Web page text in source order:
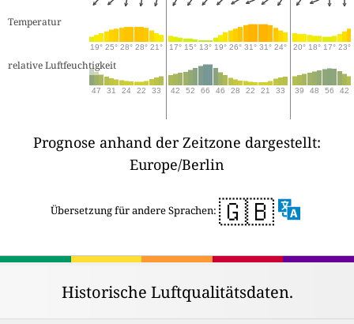
Temperatur
19° 25° 28° 28° 21° 17° 15° 13° 19° 26° 31° 31° 24° 20° 18° 17° 23°
relative Luftfeuchtigkeit
47 31 24 22 33 42 52 66 46 28 22 21 33 39 48 56 42
Prognose anhand der Zeitzone dargestellt:
Europe/Berlin
Übersetzung für andere Sprachen: 🇬🇧
Historische Luftqualitätsdaten.